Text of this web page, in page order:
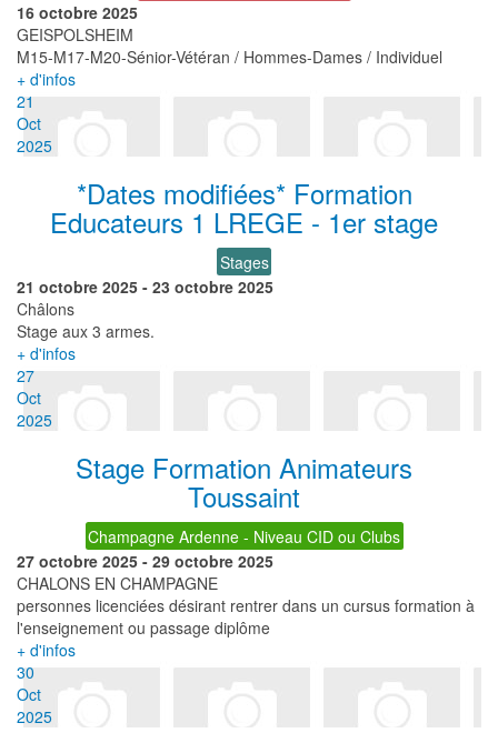
16 octobre 2025
GEISPOLSHEIM
M15-M17-M20-Sénior-Vétéran / Hommes-Dames / Individuel
+ d'infos
21
Oct
2025
*Dates modifiées* Formation
Educateurs 1 LREGE - 1er stage
Stages
21 octobre 2025 - 23 octobre 2025
Châlons
Stage aux 3 armes.
+ d'infos
27
Oct
2025
Stage Formation Animateurs
Toussaint
Champagne Ardenne - Niveau CID ou Clubs
27 octobre 2025 - 29 octobre 2025
CHALONS EN CHAMPAGNE
personnes licenciées désirant rentrer dans un cursus formation à
l'enseignement ou passage diplôme
+ d'infos
30
Oct
2025